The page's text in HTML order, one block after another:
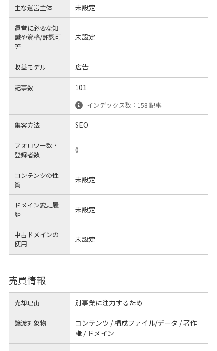
主な運営主体 未設定
運営に必要な知
識や資格/許認可
等
未設定
収益モデル 広告
記事数 101
インデックス数：158 記事
集客方法 SEO
フォロワー数・
登録者数
0
コンテンツの性
質
未設定
ドメイン変更履
歴
未設定
中古ドメインの
使用
未設定
売買情報
売却理由 別事業に注力するため
譲渡対象物
コンテンツ / 構成ファイル/データ / 著作
権 / ドメイン